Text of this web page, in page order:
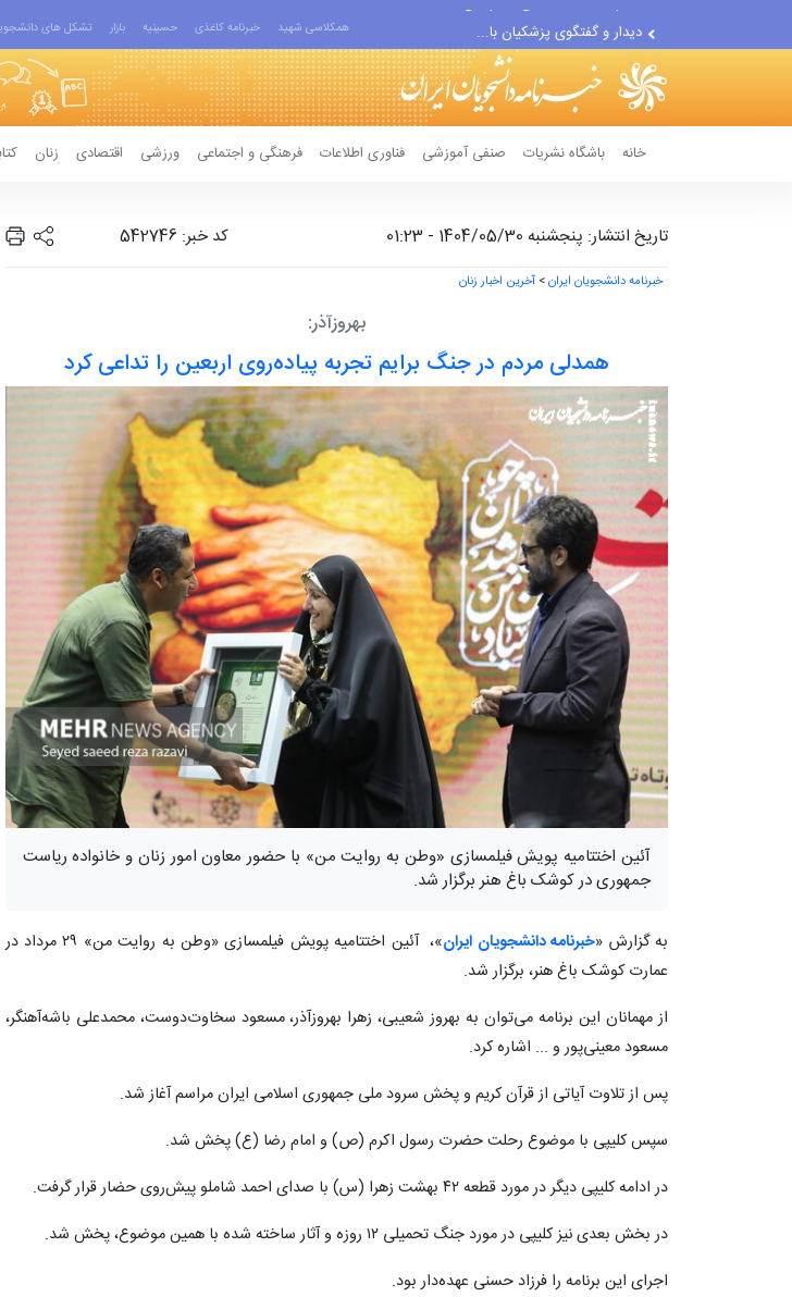
دیدار و گفتگوی پزشکیان با...
دلیل جدایی رامین رضاییان از...
همکلاسی شهید خبرنامه کاغذی حسینیه بازار تشکل های
خانه باشگاه نشریات صنفی آموزشی فناوری اطلاعات فرهنگی و اجتماعی ورزشی اقتصادی زنان
تاریخ انتشار: پنجشنبه 1404/05/30 - 01:23 کد خبر: 542746
خبرنامه دانشجویان ایران> آخرین اخبار زنان
بهروزآذر:
همدلی مردم در جنگ برایم تجربه پیاده‌روی اربعین‌ را تداعی کرد
آئین اختتامیه پویش فیلمسازی «وطن به روایت من» با حضور معاون امور زنان و خانواده ریاست
جمهوری در کوشک باغ هنر برگزار شد.
به گزارش «خبرنامه دانشجویان ایران
»، آئین اختتامیه پویش فیلمسازی «وطن به روایت من» ۲۹ مرداد در
عمارت کوشک باغ هنر، برگزار شد.
از مهمانان این برنامه می‌توان به بهروز شعیبی، زهرا بهروزآذر، مسعود سخاوت‌دوست، محمدعلی باشه‌آهنگر،
مسعود معینی‌پور و ... اشاره کرد.
پس از تلاوت آیاتی از قرآن کریم و پخش سرود ملی جمهوری اسلامی ایران مراسم آغاز شد.
سپس کلیپی با موضوع رحلت حضرت رسول اکرم (ص) و امام رضا (ع) پخش شد.
در ادامه کلیپی دیگر در مورد قطعه ۴۲ بهشت زهرا (س) با صدای احمد شاملو پیش‌روی حضار قرار گرفت.
در بخش بعدی نیز کلیپی در مورد جنگ تحمیلی ۱۲ روزه و آثار ساخته شده با همین موضوع، پخش شد.
اجرای این برنامه را فرزاد حسنی عهده‌دار بود.